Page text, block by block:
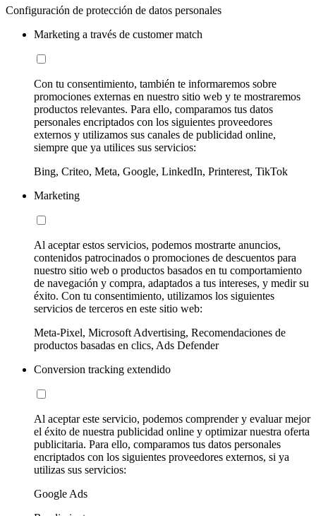
Configuración de protección de datos personales
Marketing a través de customer match
Con tu consentimiento, también te informaremos sobre
promociones externas en nuestro sitio web y te mostraremos
productos relevantes. Para ello, comparamos tus datos
personales encriptados con los siguientes proveedores
externos y utilizamos sus canales de publicidad online,
siempre que ya utilices sus servicios:
Bing, Criteo, Meta, Google, LinkedIn, Printerest, TikTok
Marketing
Al aceptar estos servicios, podemos mostrarte anuncios,
contenidos patrocinados o promociones de descuentos para
nuestro sitio web o productos basados en tu comportamiento
de navegación y compra, adaptados a tus intereses, y medir su
éxito. Con tu consentimiento, utilizamos los siguientes
servicios de terceros en este sitio web:
Meta-Pixel, Microsoft Advertising, Recomendaciones de
productos basadas en clics, Ads Defender
Conversion tracking extendido
Al aceptar este servicio, podemos comprender y evaluar mejor
el éxito de nuestra publicidad online y optimizar nuestra oferta
publicitaria. Para ello, comparamos tus datos personales
encriptados con los siguientes proveedores externos, si ya
utilizas sus servicios:
Google Ads